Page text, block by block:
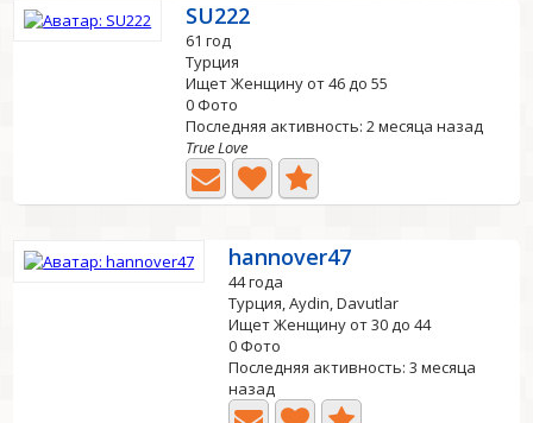
SU222
61 год
Турция
Ищет Женщину от 46 до 55
0 Фото
Последняя активность: 2 месяца назад
True Love
hannover47
44 года
Турция, Aydin, Davutlar
Ищет Женщину от 30 до 44
0 Фото
Последняя активность: 3 месяца
назад